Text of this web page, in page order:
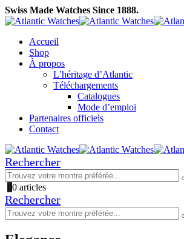
Swiss Made Watches Since 1888.
Accueil
Shop
À propos
L’héritage d’Atlantic
Téléchargements
Catalogues
Mode d’emploi
Partenaires officiels
Contact
Rechercher
00 articles
Rechercher